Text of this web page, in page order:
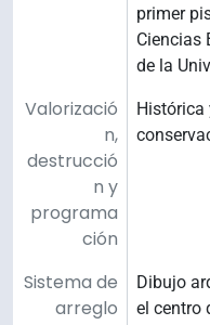
primer
Ciencias
de la
Valorizació
n,
destrucció
n y
programa
ción
Histórica
Sistema de
arreglo
Dibujo
el centro